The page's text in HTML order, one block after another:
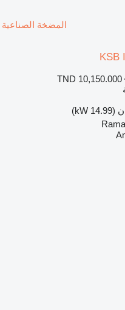
المضخة الصناعية KSB INCP 50-200A
KSB
TND 10,150.000